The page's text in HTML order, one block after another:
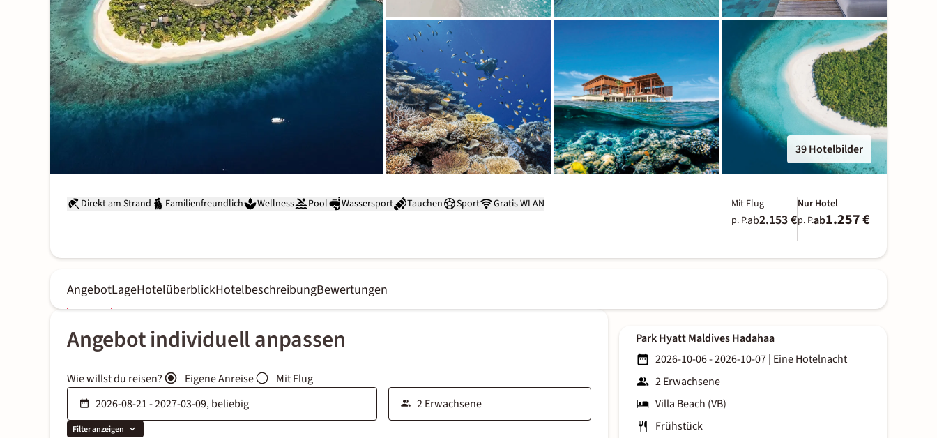
39 Hotelbilder
Direkt am Strand Familienfreundlich Wellness Pool Wassersport Tauchen Sport Gratis WLAN
Mit Flug
p. P.ab2.153 €
Nur Hotel
p. P.ab1.257 €
AngebotLageHotelüberblickHotelbeschreibungBewertungen
Angebot individuell anpassen
Wie willst du reisen? Eigene Anreise Mit Flug
Filter anzeigen
Park Hyatt Maldives Hadahaa
2026-10-06 - 2026-10-07| Eine Hotelnacht
2 Erwachsene
Villa Beach (VB)
Frühstück